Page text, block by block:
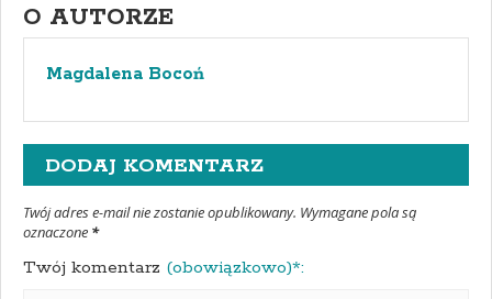
O AUTORZE
Magdalena Bocoń
DODAJ KOMENTARZ
Twój adres e-mail nie zostanie opublikowany. Wymagane pola są
oznaczone *
Twój komentarz (obowiązkowo)*: